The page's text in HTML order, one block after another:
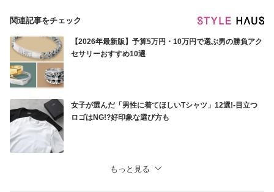
関連記事をチェック
【2026年最新版】予算5万円・10万円で選ぶ男の勝負アク
セサリーおすすめ10選
女子が選んだ「男性に着てほしいTシャツ」12選!-目立つ
ロゴはNG!?好印象な選び方も
もっと見る